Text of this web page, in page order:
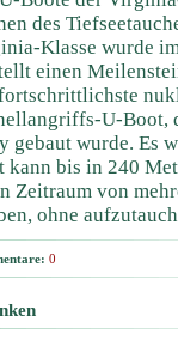
des
Klasse wurde
einen
U-Boot,
gebaut wurde. Es
kann bis in 240
Zeitraum von
ohne
0